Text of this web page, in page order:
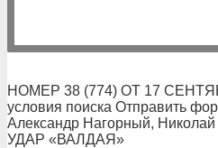
НОМЕР 38 (774) ОТ 17
условия поиска Отправить
Александр Нагорный, Николай
УДАР «ВАЛДАЯ»